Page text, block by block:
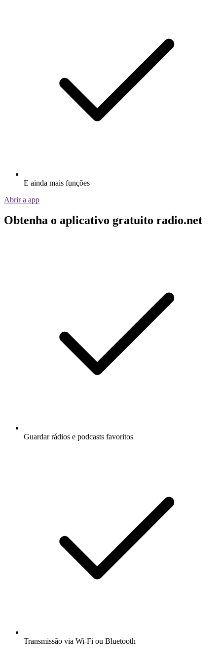
E ainda mais funções
Abrir a app
Obtenha o aplicativo gratuito radio.net
Guardar rádios e podcasts favoritos
Transmissão via Wi-Fi ou Bluetooth